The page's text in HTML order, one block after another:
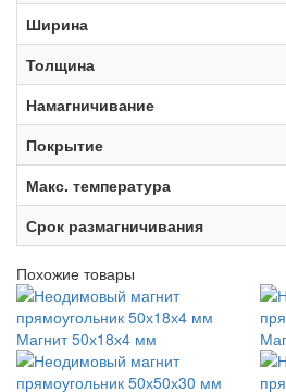
Ширина
Толщина
Намагничивание
Покрытие
Макс. температура
Срок размагничивания
Похожие товары
Магнит 50х18х4 мм